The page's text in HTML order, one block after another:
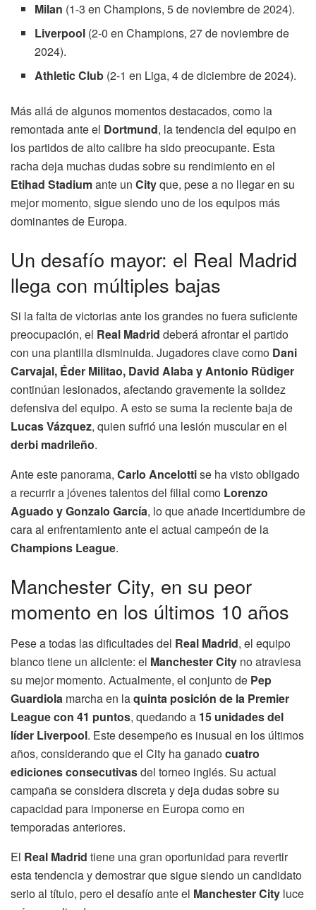
Milan (1-3 en Champions, 5 de noviembre de 2024).
Liverpool (2-0 en Champions, 27 de noviembre de
2024).
Athletic Club (2-1 en Liga, 4 de diciembre de 2024).
Más allá de algunos momentos destacados, como la
remontada ante el Dortmund, la tendencia del equipo en
los partidos de alto calibre ha sido preocupante. Esta
racha deja muchas dudas sobre su rendimiento en el
Etihad Stadiumante un Cityque, pese a no llegar en su
mejor momento, sigue siendo uno de los equipos más
dominantes de Europa.
Un desafío mayor: el Real Madrid
llega con múltiples bajas
Si la falta de victorias ante los grandes no fuera suficiente
preocupación, el Real Madrid deberá afrontar el partido
con una plantilla disminuida. Jugadores clave como Dani
Carvajal, Éder Militao, David Alaba y Antonio Rüdiger
continúan lesionados, afectando gravemente la solidez
defensiva del equipo. A esto se suma la reciente baja de
Lucas Vázquez, quien sufrió una lesión muscular en el
derbi madrileño.
Ante este panorama, Carlo Ancelottise ha visto obligado
a recurrir a jóvenes talentos del filial como Lorenzo
Aguado y Gonzalo García, lo que añade incertidumbre de
cara al enfrentamiento ante el actual campeón de la
Champions League.
Manchester City, en su peor
momento en los últimos 10 años
Pese a todas las dificultades del Real Madrid, el equipo
blanco tiene un aliciente: el Manchester City no atraviesa
su mejor momento. Actualmente, el conjunto de Pep
Guardiola marcha en laquinta posición de la Premier
League con 41 puntos, quedando a 15 unidades del
líder Liverpool. Este desempeño es inusual en los últimos
años, considerando que el City ha ganadocuatro
ediciones consecutivasdel torneo inglés. Su actual
campaña se considera discreta y deja dudas sobre su
capacidad para imponerse en Europa como en
temporadas anteriores.
El Real Madrid tiene una gran oportunidad para revertir
esta tendencia y demostrar que sigue siendo un candidato
serio al título, pero el desafío ante el Manchester City luce